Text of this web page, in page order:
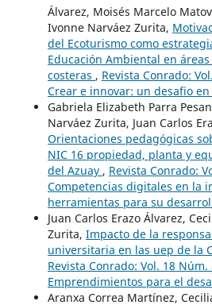
Álvarez, Moisés Marcelo
Ivonne Narváez Zurita,
del Ecoturismo como
Educación Ambiental en
costeras , Revista Conrado:
Crear e innovar: un desafio en
Gabriela Elizabeth Parra
Narváez Zurita, Juan Carlos
Orientaciones pedagógicas
NIC 16 propiedad, planta y
del Azuay , Revista Conrado:
Competencias digitales en la
herramientas para su
Juan Carlos Erazo Álvarez,
Zurita, Impacto de la
universitaria en las uep de la
Revista Conrado: Vol. 18 Núm.
¨Emprendimientos para el
Aranxa Correa Martínez,